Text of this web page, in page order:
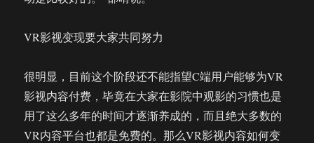
VR影视变现要大家共同努力
很明显，目前这个阶段还不能指望C端用户能够为VR
影视内容付费，毕竟在大家在影院中观影的习惯也是
用了这么多年的时间才逐渐养成的，而且绝大多数的
VR内容平台也都是免费的。那么VR影视内容如何变